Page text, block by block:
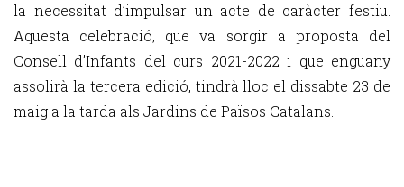
la necessitat d’impulsar un acte de caràcter festiu.
Aquesta celebració, que va sorgir a proposta del
Consell d’Infants del curs 2021-2022 i que enguany
assolirà la tercera edició, tindrà lloc el dissabte 23 de
maig a la tarda als Jardins de Països Catalans.